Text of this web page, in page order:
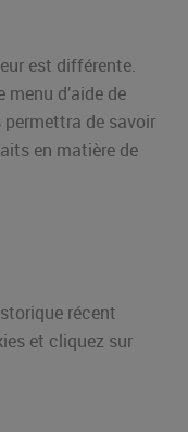
est différente.
d’aide de
de savoir
en matière de
récent
et cliquez sur